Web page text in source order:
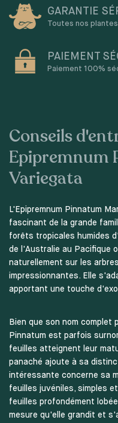
GARANTIE
Toutes nos
PAIEMENT
Paiement 100%
Conseils
Epipremnum
Variegata
L'Epipremnum Pinnatum
fascinant de la grande
forêts tropicales humides
de l'Australie au Pacifique
naturellement sur les
impressionnantes. Elle
apportant une touche
Bien que son nom complet
Pinnatum est parfois
feuilles atteignent leur
panaché ajoute à sa
intéressante concerne sa
feuilles juvéniles, simples
feuilles profondément
mesure qu'elle grandit et